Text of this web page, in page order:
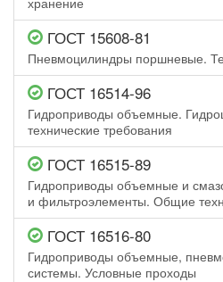
ГОСТ 15608-81
Пневмоцилиндры поршневые.
ГОСТ 16514-96
Гидроприводы объемные.
технические требования
ГОСТ 16515-89
Гидроприводы объемные и
и фильтроэлементы. Общие
ГОСТ 16516-80
Гидроприводы объемные,
системы. Условные проходы